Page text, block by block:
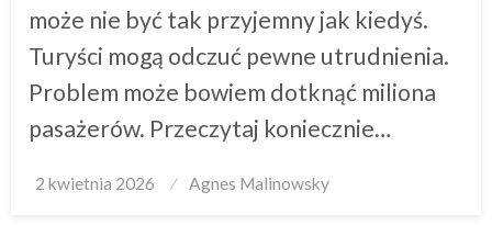
może nie być tak przyjemny jak kiedyś.
Turyści mogą odczuć pewne utrudnienia.
Problem może bowiem dotknąć miliona
pasażerów. Przeczytaj koniecznie…
Posted
2 kwietnia 2026 Agnes Malinowsky